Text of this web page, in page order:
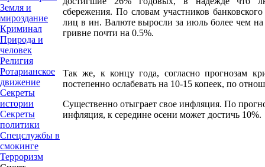
Земля и
мироздание
Криминал
Природа и
человек
Религия
Ротарианское
движение
Секреты
истории
Секреты
политики
Спецслужбы в
смокинге
Терроризм
сбережения. По словам участников
лиц в ин. Валюте выросли за июль более чем
гривне почти на 0.5%.
Так же, к концу года, согласно прогнозам
постепенно ослабевать на 10-15 копеек, по
Существенно отыграет свое инфляция. По
инфляция, к середине осени может достичь 10%.